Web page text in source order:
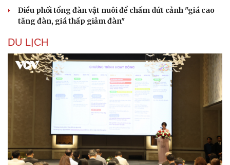
Điều phối tổng đàn vật nuôi để chấm dứt cảnh "giá cao
tăng đàn, giá thấp giảm đàn"
DU LỊCH